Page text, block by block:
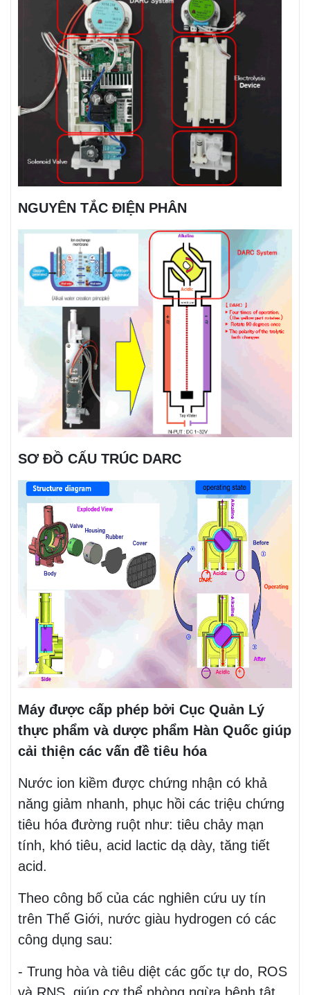
NGUYÊN TẮC ĐIỆN PHÂN
SƠ ĐỒ CẤU TRÚC DARC
Máy được cấp phép bởi Cục Quản Lý
thực phẩm và dược phẩm Hàn Quốc giúp
cải thiện các vấn đề tiêu hóa
Nước ion kiềm được chứng nhận có khả
năng giảm nhanh, phục hồi các triệu chứng
tiêu hóa đường ruột như: tiêu chảy mạn
tính, khó tiêu, acid lactic dạ dày, tăng tiết
acid.
Theo công bố của các nghiên cứu uy tín
trên Thế Giới, nước giàu hydrogen có các
công dụng sau:
- Trung hòa và tiêu diệt các gốc tự do, ROS